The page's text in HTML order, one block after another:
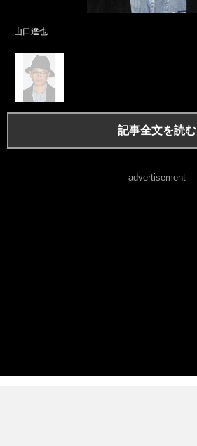
山口達也
記事全文を読む
advertisement